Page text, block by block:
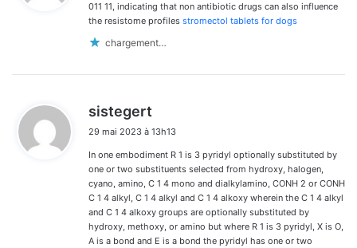
:
011 11, indicating that non antibiotic drugs can also influence
the resistome profiles stromectol tablets for dogs
chargement…
sistegert
t
:
29 mai 2023 à 13h13
In one embodiment R 1 is 3 pyridyl optionally substituted by
one or two substituents selected from hydroxy, halogen,
cyano, amino, C 1 4 mono and dialkylamino, CONH 2 or CONH
C 1 4 alkyl, C 1 4 alkyl and C 1 4 alkoxy wherein the C 1 4 alkyl
and C 1 4 alkoxy groups are optionally substituted by
hydroxy, methoxy, or amino but where R 1 is 3 pyridyl, X is O,
A is a bond and E is a bond the pyridyl has one or two